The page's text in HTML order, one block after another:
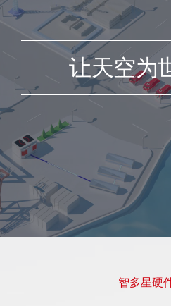
让天空为
智多星硬